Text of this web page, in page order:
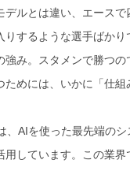
ルとは違い、エースで
りするような選手ばかり
強み。スタメンで勝つの
ためには、いかに「仕
、AIを使った最先端のシ
用しています。この業